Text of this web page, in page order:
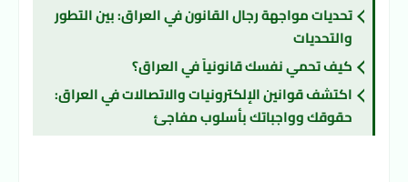
تحديات مواجهة رجال القانون في العراق: بين التطور
والتحديات
كيف تحمي نفسك قانونياً في العراق؟
اكتشف قوانين الإلكترونيات والاتصالات في العراق:
حقوقك وواجباتك بأسلوب مفاجئ